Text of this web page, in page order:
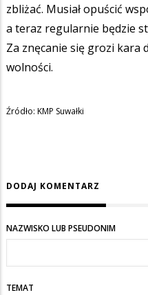
zbliżać. Musiał opuścić
a teraz regularnie będzie
Za znęcanie się grozi kara
wolności.
Źródło: KMP Suwałki
DODAJ KOMENTARZ
NAZWISKO LUB PSEUDONIM
TEMAT